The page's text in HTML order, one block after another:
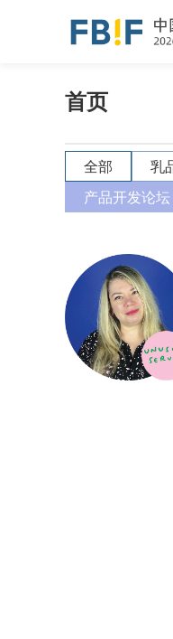
首页
全部 乳
产品开发论坛